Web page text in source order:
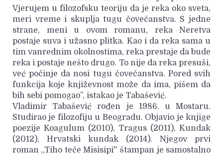
Vjerujem u filozofsku teoriju da je reka oko sveta,
meri vreme i skuplja tugu čovečanstva. S jedne
strane, meni u ovom romanu, reka Neretva
postaje suva i užasno plitka. Kao i da reka sama u
tim vanrednim okolnostima, reka prestaje da bude
reka i postaje nešto drugo. To nije da reka presuši,
već počinje da nosi tugu čovečanstva. Pored svih
funkcija koje književnost može da ima, pišem da
bih sebi pomogao”, istakao je Tabašević.
Vladimir Tabašević rođen je 1986. u Mostaru.
Studirao je filozofiju u Beogradu. Objavio je knjige
poezije Koagulum (2010), Tragus (2011), Kundak
(2012), Hrvatski kundak (2014). Njegov prvi
roman ,,Tiho teče Misisipi'' štampan je samostalno